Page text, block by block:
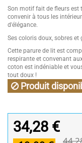
Son motif fait de fleurs est
convenir à tous les
d'élégance.
Ses coloris doux, sobres
Cette parure de lit est
respirante et convenant
coton est indéniable et
tout doux !
Produit
34,28 €